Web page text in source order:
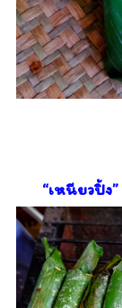
“เหนียวปิ้ง”